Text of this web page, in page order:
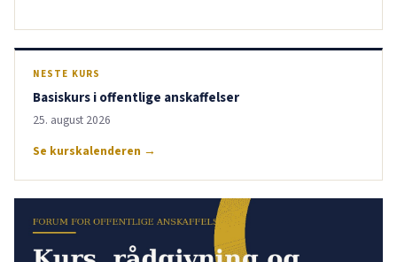
NESTE KURS
Basiskurs i offentlige anskaffelser
25. august 2026
Se kurskalenderen →